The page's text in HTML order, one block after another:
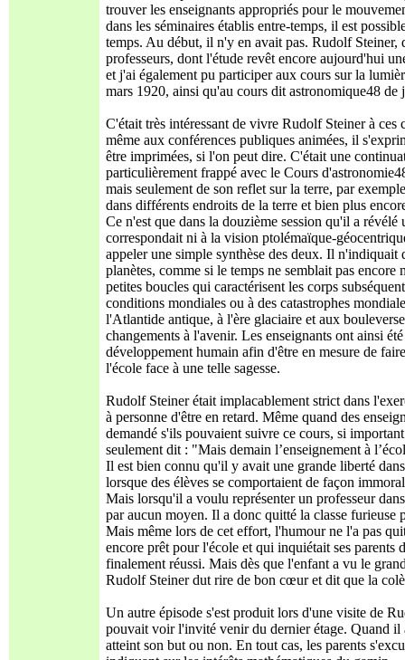
trouver les enseignants appropriés pour le
dans les séminaires établis entre-temps, il est
temps. Au début, il n'y en avait pas. Rudolf Steiner,
professeurs, dont l'étude revêt encore aujourd'hui
et j'ai également pu participer aux cours sur la
mars 1920, ainsi qu'au cours dit astronomique48 de
C'était très intéressant de vivre Rudolf Steiner à
même aux conférences publiques animées, il
être imprimées, si l'on peut dire. C'était une
particulièrement frappé avec le Cours
mais seulement de son reflet sur la terre, par
dans différents endroits de la terre et bien plus
Ce n'est que dans la douzième session qu'il a
correspondait ni à la vision ptolémaïque-
appeler une simple synthèse des deux. Il
planètes, comme si le temps ne semblait pas
petites boucles qui caractérisent les corps
conditions mondiales ou à des catastrophes
l'Atlantide antique, à l'ère glaciaire et aux
changements à l'avenir. Les enseignants ont ainsi
développement humain afin d'être en mesure de
l'école face à une telle sagesse.
Rudolf Steiner était implacablement strict dans
à personne d'être en retard. Même quand des
demandé s'ils pouvaient suivre ce cours, si
seulement dit : "Mais demain l’enseignement à
Il est bien connu qu'il y avait une grande liberté
lorsque des élèves se comportaient de façon
Mais lorsqu'il a voulu représenter un professeur
par aucun moyen. Il a donc quitté la classe
Mais même lors de cet effort, l'humour ne l'a pas
encore prêt pour l'école et qui inquiétait ses
finalement réussi. Mais dès que l'enfant a vu le
Rudolf Steiner dut rire de bon cœur et dit que la
Un autre épisode s'est produit lors d'une visite de
pouvait voir l'invité venir du dernier étage. Quand il
atteint son but ou non. En tout cas, les parents